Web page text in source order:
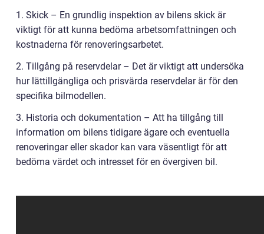
1. Skick – En grundlig inspektion av bilens skick är
viktigt för att kunna bedöma arbetsomfattningen och
kostnaderna för renoveringsarbetet.
2. Tillgång på reservdelar – Det är viktigt att undersöka
hur lättillgängliga och prisvärda reservdelar är för den
specifika bilmodellen.
3. Historia och dokumentation – Att ha tillgång till
information om bilens tidigare ägare och eventuella
renoveringar eller skador kan vara väsentligt för att
bedöma värdet och intresset för en övergiven bil.